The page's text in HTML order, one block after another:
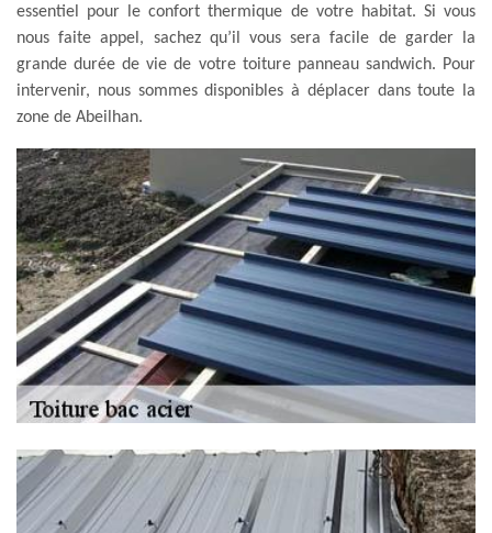
essentiel pour le confort thermique de votre habitat. Si vous
nous faite appel, sachez qu’il vous sera facile de garder la
grande durée de vie de votre toiture panneau sandwich. Pour
intervenir, nous sommes disponibles à déplacer dans toute la
zone de Abeilhan.